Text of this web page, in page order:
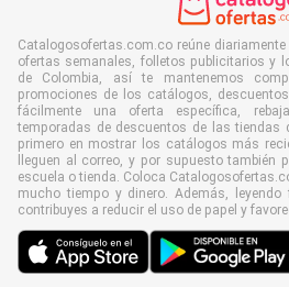
Catalogosofertas.com.co reúne
ofertas semanales, folletos publicitarios y
de Colombia, así te mantenemos
promociones de los catálogos,
fácilmente una oferta específica,
temporadas de descuentos de las tiendas
primero en mostrar los catálogos más
lleguen al correo, y por supuesto también
escuela o tienda. Coloca
mucho tiempo y dinero. Además,
contribuyes a reducir el uso de papel y